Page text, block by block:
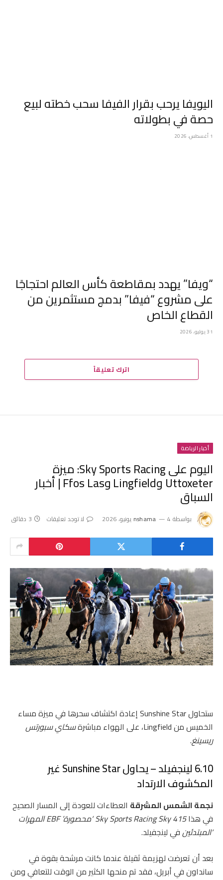
اليويفا يرحب بقرار الفيفا سحب خطته لبيع
حصة في بطولاته
1 أغسطس، 2026
“ويفا” يهدد بمقاطعة كأس العالم احتجاجًا
على مشروع “فيفا” بدمج مستثمرين من
القطاع الخاص
31 يوليو، 2026
اترك تعليقاً
أخبار الرياضة
اليوم على Sky Sports Racing: ميزة
Uttoxeter وLingfield وFfos Las | أخبار
السباق
بواسطة nshama 4 يونيو، 2026 لا توجد تعليقات 3 دقائق
ستحاول Sunshine Star إعادة اكتشاف سحرها في ميزة مساء
الخميس من Lingfield، على الهواء مباشرة
سكاي سبورتس
ريسينغ.
6.10 لينجفيلد – يحاول Sunshine Star غير
المكشوف الارتداد
نجمة الشمس المشرقة العطاءات للعودة إلى المسار الصحيح
في هذا
Sky Sports Racing Sky 415 ‘محصورة’ EBF المهرات
‘المبتدئينفي لينجفيلد.
بعد أن تعرضت لهزيمة ثقيلة عندما كانت مرشحة بقوة في
سانداون في أبريل، فقد تم منحها الكثير من الوقت للتعافي ومن